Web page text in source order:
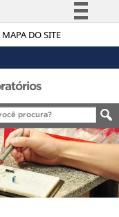
MAPA DO SITE
Simplifique!
Legislação
Canais